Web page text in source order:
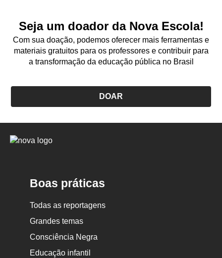
Seja um doador da Nova Escola!
Com sua doação, podemos oferecer mais ferramentas e
materiais gratuitos para os professores e contribuir para
a transformação da educação pública no Brasil
DOAR
Logo
Boas práticas
Todas as reportagens
Grandes temas
Consciência Negra
Educação infantil